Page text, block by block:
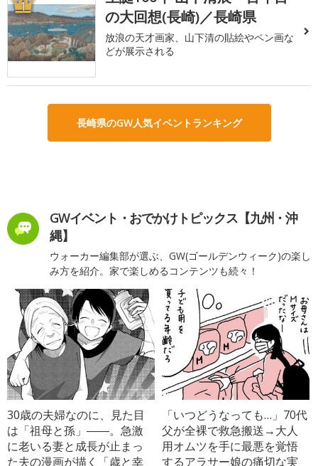
1
の大回想(長崎)／長崎県
放浪の天才画家、山下清の貼絵やペン画な
どが展示される
長崎県のGW人気イベントランキング
GWイベント・おでかけトピックス【九州・沖
縄】
ウォーカー編集部が選ぶ、GW(ゴールデンウィーク)の楽し
み方を紹介。家で楽しめるコンテンツも続々！
30歳の夫婦なのに、見た目
は「祖母と孫」――。急激
に老いる妻と成長が止まっ
た夫の漫画が描く「歳と幸
「いつどうなっても…」70代
父が全裸で救急搬送→大人
用オムツを手に最悪を覚悟
するアラサー娘の痛切な実